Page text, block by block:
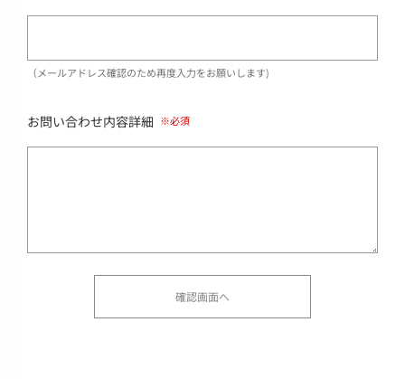
（メールアドレス確認のため再度入力をお願いします)
お問い合わせ内容詳細